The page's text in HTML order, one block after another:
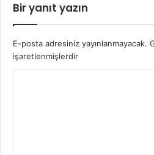
Bir yanıt yazın
E-posta adresiniz yayınlanmayacak.
işaretlenmişlerdir